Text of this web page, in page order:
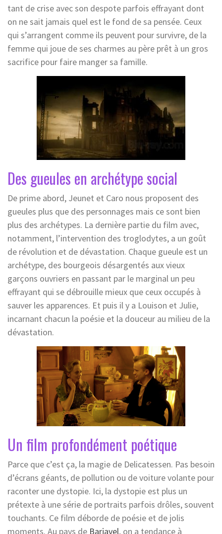
tant de crise avec son despote parfois effrayant dont
on ne sait jamais quel est le fond de sa pensée. Ceux
qui s’arrangent comme ils peuvent pour survivre, de la
femme qui joue de ses charmes au père prêt à un gros
sacrifice pour faire manger sa famille.
Des gueules en archétype social
De prime abord, Jeunet et Caro nous proposent des
gueules plus que des personnages mais ce sont bien
plus des archétypes. La dernière partie du film avec,
notamment, l’intervention des troglodytes, a un goût
de révolution et de dévastation. Chaque gueule est un
archétype, des bourgeois désargentés aux vieux
garçons ouvriers en passant par le marginal un peu
effrayant qui se débrouille mieux que ceux occupés à
sauver les apparences. Et puis il y a Louison et Julie,
incarnant chacun la poésie et la douceur au milieu de la
dévastation.
Un film profondément poétique
Parce que c’est ça, la magie de Delicatessen. Pas besoin
d’écrans géants, de pollution ou de voiture volante pour
raconter une dystopie. Ici, la dystopie est plus un
prétexte à une série de portraits parfois drôles, souvent
touchants. Ce film déborde de poésie et de jolis
moments. Au pays de Barjavel, on a tendance à